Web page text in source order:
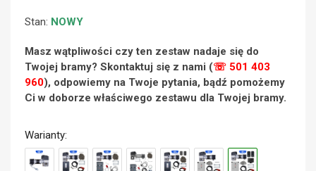
Stan: NOWY
Masz wątpliwości czy ten zestaw nadaje się do
Twojej bramy? Skontaktuj się z nami (☏ 501 403
960), odpowiemy na Twoje pytania, bądź pomożemy
Ci w doborze właściwego zestawu dla Twojej bramy.
Warianty: